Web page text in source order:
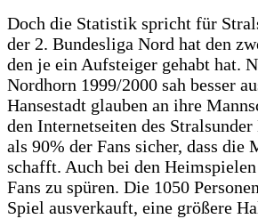
Doch die Statistik spricht für
der 2. Bundesliga Nord hat den
den je ein Aufsteiger gehabt hat.
Nordhorn 1999/2000 sah besser
Hansestadt glauben an ihre
den Internetseiten des
als 90% der Fans sicher, dass die
schafft. Auch bei den
Fans zu spüren. Die 1050
Spiel ausverkauft, eine größere